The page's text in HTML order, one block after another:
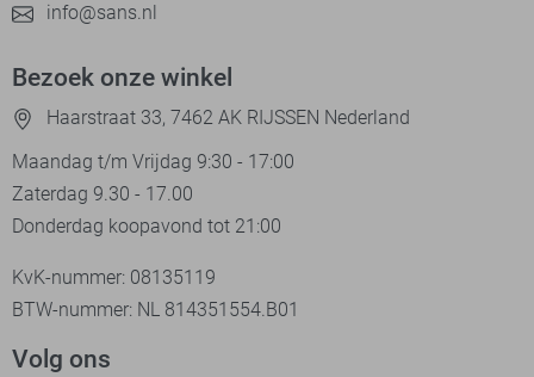
info@sans.nl
Bezoek onze winkel
Haarstraat 33, 7462 AK RIJSSEN Nederland
Maandag t/m Vrijdag 9:30 - 17:00
Zaterdag 9.30 - 17.00
Donderdag koopavond tot 21:00
KvK-nummer: 08135119
BTW-nummer: NL 814351554.B01
Volg ons